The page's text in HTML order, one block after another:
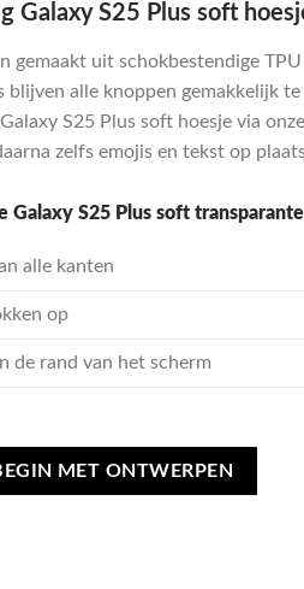
is:
€13,55.
Galaxy S25 Plus soft
gemaakt uit schokbestendige
blijven alle knoppen gemakkelijk
S25 Plus soft hoesje via
zelfs emojis en tekst op
Galaxy S25 Plus soft
alle kanten
op
de rand van het scherm
Galaxy S25 Plus hoesje - soft
MET ONTWERPEN